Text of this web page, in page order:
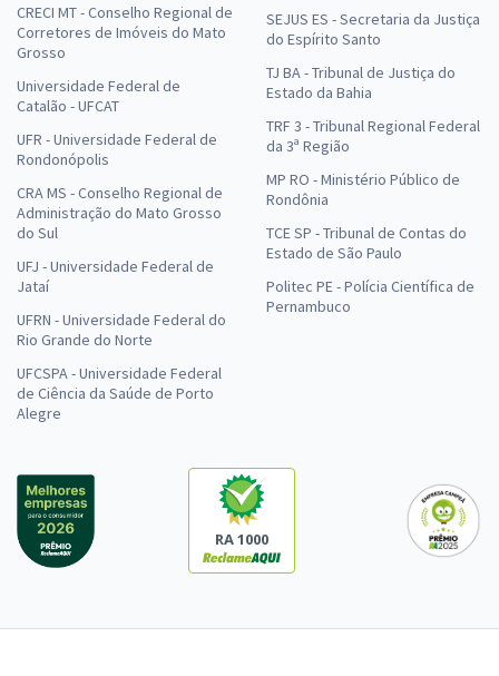
CRECI MT - Conselho Regional de
Corretores de Imóveis do Mato
Grosso
Universidade Federal de
Catalão - UFCAT
UFR - Universidade Federal de
Rondonópolis
CRA MS - Conselho Regional de
Administração do Mato Grosso
do Sul
UFJ - Universidade Federal de
Jataí
UFRN - Universidade Federal do
Rio Grande do Norte
UFCSPA - Universidade Federal
de Ciência da Saúde de Porto
Alegre
SEJUS ES - Secretaria da Justiça
do Espírito Santo
TJ BA - Tribunal de Justiça do
Estado da Bahia
TRF 3 - Tribunal Regional Federal
da 3ª Região
MP RO - Ministério Público de
Rondônia
TCE SP - Tribunal de Contas do
Estado de São Paulo
Politec PE - Polícia Científica de
Pernambuco
RA 1000